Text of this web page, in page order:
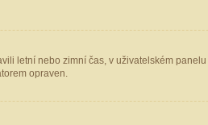
letní nebo zimní čas, v uživatelském
opraven.